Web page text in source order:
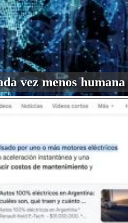
vez menos humana